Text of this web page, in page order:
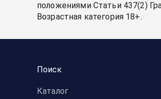
положениями Статьи 437(2)
Возрастная категория 18+.
Поиск
Каталог